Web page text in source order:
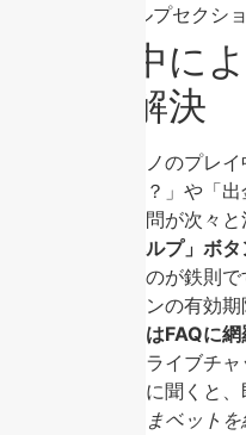
FAQやヘルプセク
プレイ中に
とめて解決
オンラインカジノのプレ
こで確認できる？」や「
法」といった疑問が次々
画面下部の「ヘルプ」ボ
のが鉄則
限やフリースピンの有効期
かかるポイントはFAQに
しない場合は、ライブチ
状況」を具体的に聞くと
問を放置したままベット